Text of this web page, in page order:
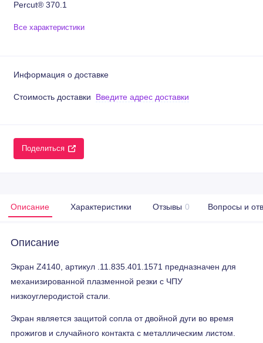
Percut® 370.1
Все характеристики
Информация о доставке
Стоимость доставки Введите адрес доставки
Поделиться
Описание Характеристики Отзывы 0 Вопросы и
Описание
Экран Z4140, артикул .11.835.401.1571 предназначен для
механизированной плазменной резки с ЧПУ
низкоуглеродистой стали.
Экран является защитой сопла от двойной дуги во время
прожигов и случайного контакта с металлическим листом.